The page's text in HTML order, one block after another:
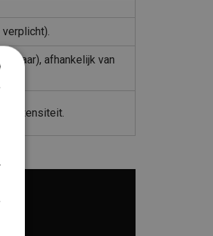
4 jaar), afhankelijk van